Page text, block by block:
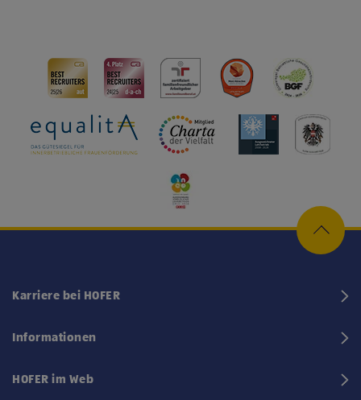
Karriere bei HOFER
Informationen
HOFER im Web